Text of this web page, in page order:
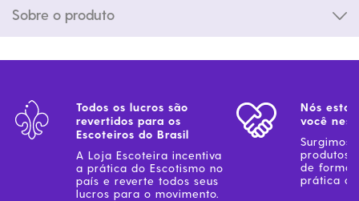
Sobre o produto
Todos os lucros são
revertidos para os
Escoteiros do Brasil
A Loja Escoteira incentiva
a prática do Escotismo no
país e reverte todos seus
lucros para o movimento.
Nós
você
Surgimos
produtos
de forma
prática